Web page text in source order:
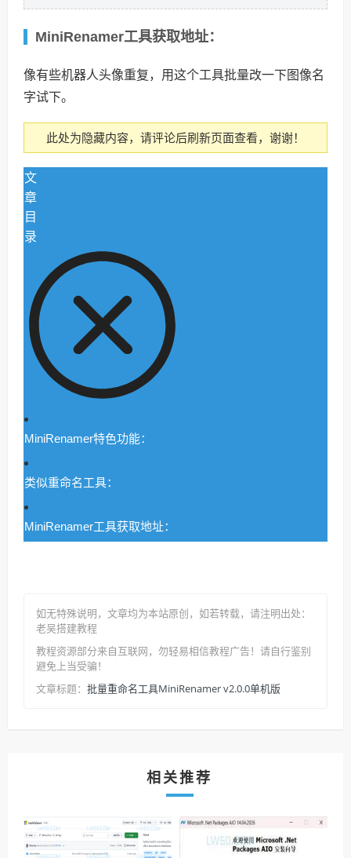
MiniRenamer工具获取地址：
像有些机器人头像重复，用这个工具批量改一下图像名
字试下。
此处为隐藏内容，请评论后刷新页面查看，谢谢！
文
章
目
录
MiniRenamer特色功能：
类似重命名工具：
MiniRenamer工具获取地址：
如无特殊说明，文章均为本站原创 ，如若转载，请注明出处：
老吴搭建教程
教程资源部分来自互联网，勿轻易相信教程广告！请自行鉴别
避免上当受骗！
文章标题： 批量重命名工具MiniRenamer v2.0.0单机版
相关推荐